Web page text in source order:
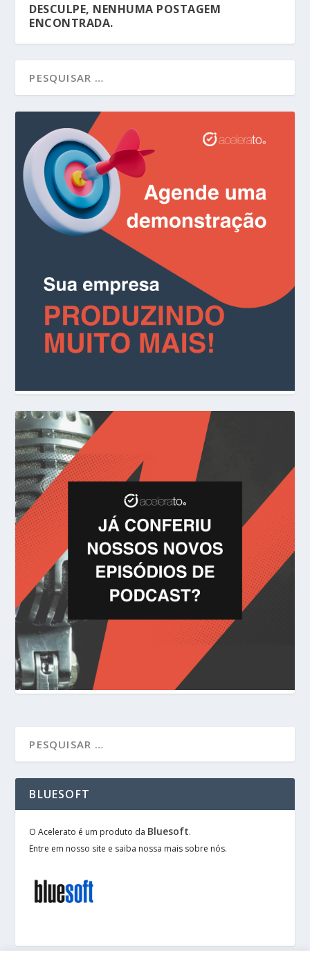
DESCULPE, NENHUMA POSTAGEM
ENCONTRADA.
BLUESOFT
O Acelerato é um produto da Bluesoft.
Entre em nosso site e saiba nossa mais sobre nós.